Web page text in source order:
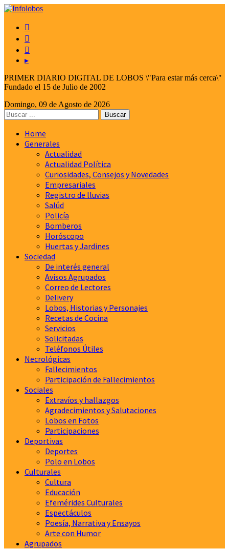



▸
PRIMER DIARIO DIGITAL DE LOBOS \"Para estar más cerca\"
Fundado el 15 de Julio de 2002
Domingo, 09 de Agosto de 2026
Home
Generales
Actualidad
Actualidad Política
Curiosidades, Consejos y Novedades
Empresariales
Registro de lluvias
Salúd
Policía
Bomberos
Horóscopo
Huertas y Jardines
Sociedad
De interés general
Avisos Agrupados
Correo de Lectores
Delivery
Lobos, Historias y Personajes
Recetas de Cocina
Servicios
Solicitadas
Teléfonos Útiles
Necrológicas
Fallecimientos
Participación de Fallecimientos
Sociales
Extravíos y hallazgos
Agradecimientos y Salutaciones
Lobos en Fotos
Participaciones
Deportivas
Deportes
Polo en Lobos
Culturales
Cultura
Educación
Efemérides Culturales
Espectáculos
Poesía, Narrativa y Ensayos
Arte con Humor
Agrupados